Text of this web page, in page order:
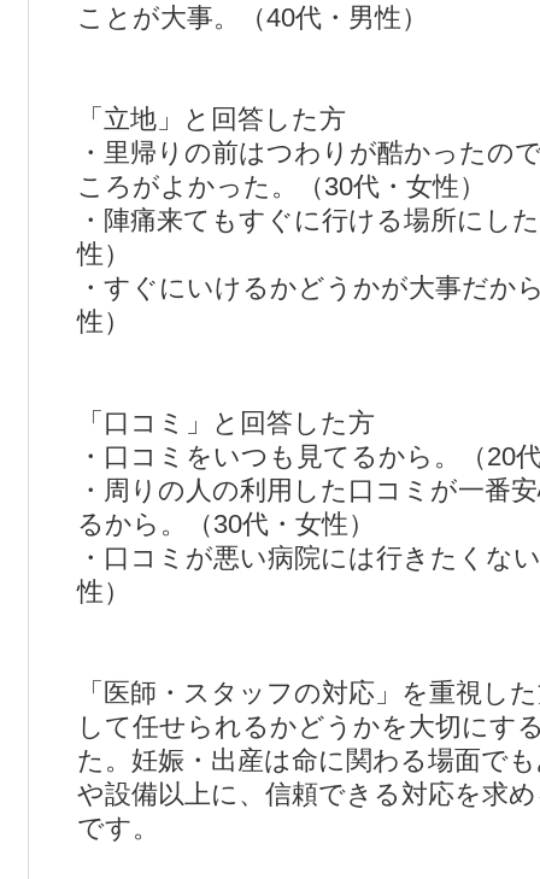
ことが大事。（40代・男性）
「立地」と回答した方
・里帰りの前はつわりが酷かったの
ころがよかった。（30代・女性）
・陣痛来てもすぐに行ける場所にし
性）
・すぐにいけるかどうかが大事だか
性）
「口コミ」と回答した方
・口コミをいつも見てるから。（20
・周りの人の利用した口コミが一番
るから。（30代・女性）
・口コミが悪い病院には行きたくな
性）
「医師・スタッフの対応」を重視し
して任せられるかどうかを大切にす
た。妊娠・出産は命に関わる場面で
や設備以上に、信頼できる対応を求
です。